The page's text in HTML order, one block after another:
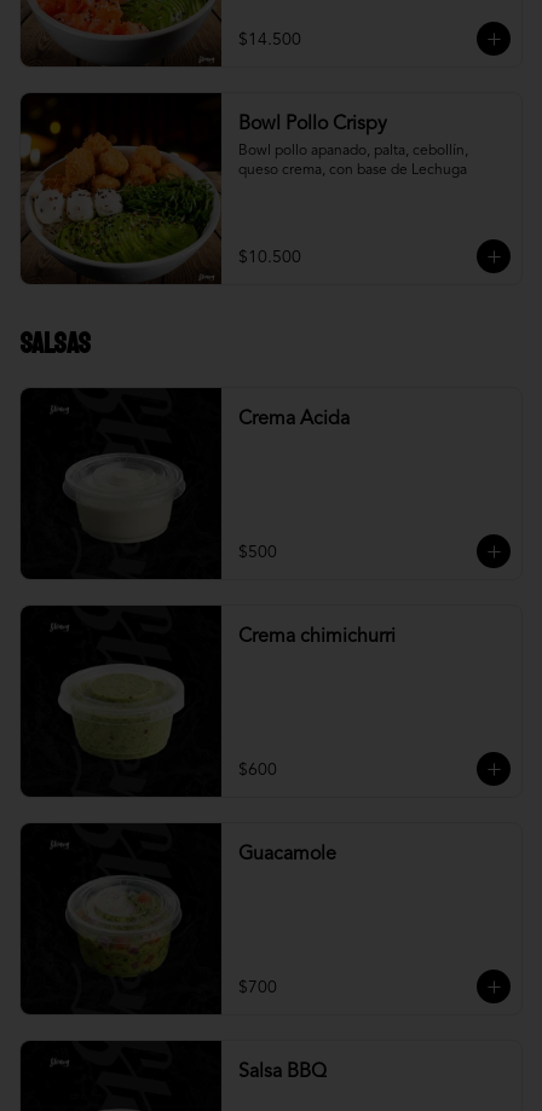
$14.500
Bowl Pollo Crispy
Bowl pollo apanado, palta, cebollín,
queso crema, con base de Lechuga
$10.500
Salsas
Crema Acida
$500
Crema chimichurri
$600
Guacamole
$700
Salsa BBQ